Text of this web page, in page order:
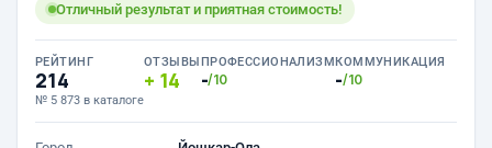
Отличный результат и приятная стоимость!
РЕЙТИНГ
214
№ 5 873 в каталоге
ОТЗЫВЫ
14
ПРОФЕССИОНАЛИЗМ
-/10
КОММУНИКАЦИЯ
-/10